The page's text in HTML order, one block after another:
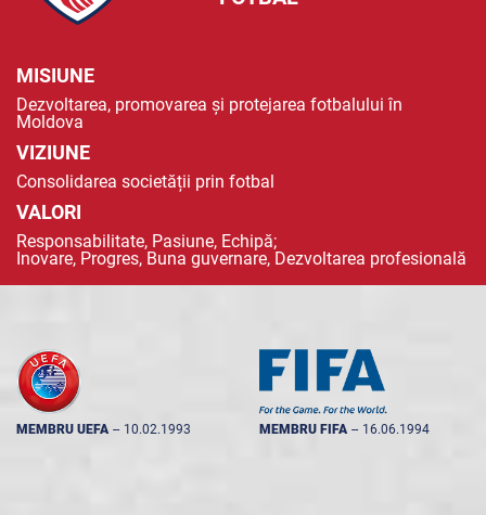
MISIUNE
Dezvoltarea, promovarea și protejarea fotbalului în
Moldova
VIZIUNE
Consolidarea societății prin fotbal
VALORI
Responsabilitate, Pasiune, Echipă;
Inovare, Progres, Buna guvernare, Dezvoltarea profesională
MEMBRU UEFA -- 10.02.1993 MEMBRU FIFA -- 16.06.1994